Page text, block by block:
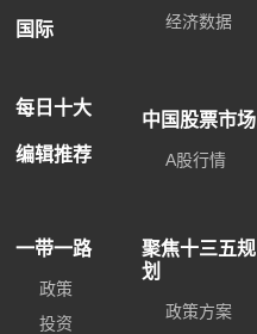
国际
每日十大
编辑推荐
经济数据
中国股票市场
A股行情
一带一路
政策
投资
聚焦十三五规
划
政策方案